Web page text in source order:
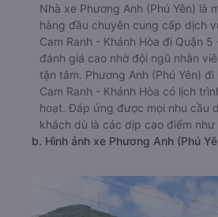
Nhà xe Phương Anh (Phú Yên) là
hàng đầu chuyên cung cấp dịch
Cam Ranh - Khánh Hòa đi Quận
đánh giá cao nhờ đội ngũ nhân
tận tâm. Phương Anh (Phú Yên)
Cam Ranh - Khánh Hòa có lịch
hoạt. Đáp ứng được mọi nhu cầu
khách dù là các dịp cao điểm như
b. Hình ảnh xe Phương Anh (Phú